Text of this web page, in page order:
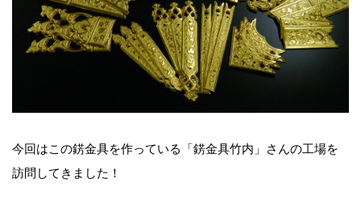
今回はこの錺金具を作っている「錺金具竹内」さんの工場を
訪問してきました！